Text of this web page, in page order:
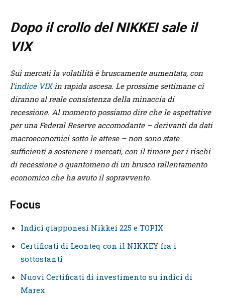
Dopo il crollo del NIKKEI sale il
VIX
Sui mercati la volatilità è bruscamente aumentata, con
l’indice VIXin rapida ascesa. Le prossime settimane ci
diranno al reale consistenza della minaccia di
recessione. Al momento possiamo dire che le aspettative
per una Federal Reserve accomodante – derivanti da dati
macroeconomici sotto le attese – non sono state
sufficienti a sostenere i mercati, con il timore per i rischi
di recessione o quantomeno di un brusco rallentamento
economico che ha avuto il sopravvento.
Focus
Indici giapponesi Nikkei 225 e TOPIX
Certificati di Leonteq con il NIKKEY fra i
sottostanti
Nuovi Certificati di investimento su indici di
Marex